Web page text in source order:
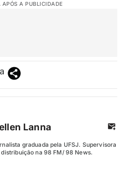
APÓS A PUBLICIDADE
Lanna
graduada pela UFSJ. Supervisora
distribuição na 98 FM/ 98 News.